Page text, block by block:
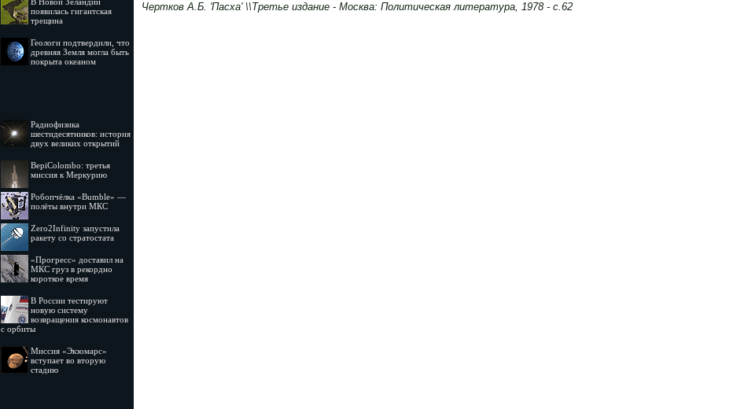
появилась гигантская
трещина
Геологи подтвердили, что
древняя Земля могла быть
покрыта океаном
Радиофизика
шестидесятников: история
двух великих открытий
BepiColombo: третья
миссия к Меркурию
Робопчёлка «Bumble» —
полёты внутри МКС
Zero2Infinity запустила
ракету со стратостата
«Прогресс» доставил на
МКС груз в рекордно
короткое время
В России тестируют
новую систему
возвращения космонавтов
с орбиты
Миссия «Экзомарс»
вступает во вторую
стадию
Чертков А.Б. 'Пасха' \\Третье издание - Москва: Политическая литература, 1978 - с.62